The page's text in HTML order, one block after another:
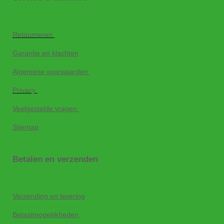
Retourneren
Garantie en klachten
Algemene voorwaarden
Privacy
Veelgestelde vragen
Sitemap
Betalen en verzenden
Verzending en levering
Betaalmogelijkheden